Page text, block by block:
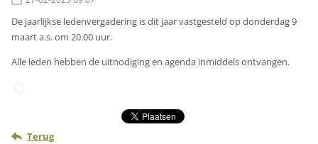
De jaarlijkse ledenvergadering is dit jaar vastgesteld op donderdag 9
maart a.s. om 20.00 uur.
Alle leden hebben de uitnodiging en agenda inmiddels ontvangen.
Terug